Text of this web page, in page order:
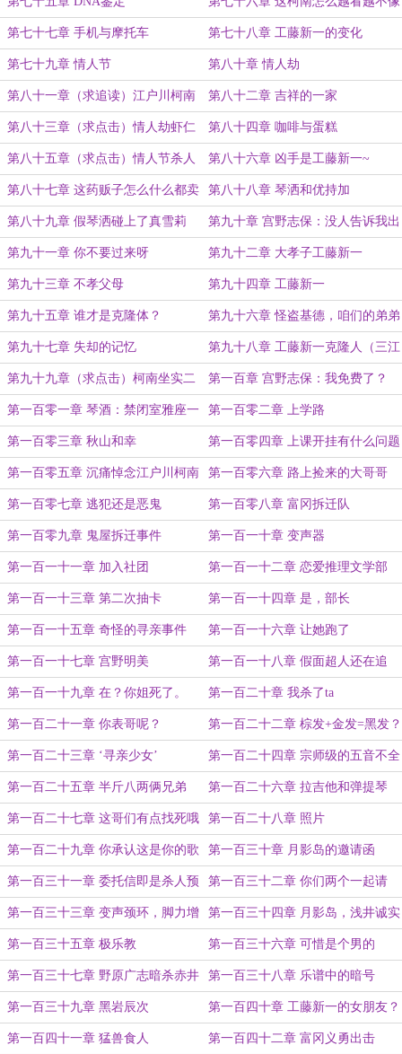
我儿子？
第七十七章 手机与摩托车 第七十八章 工藤新一的变化
第七十九章 情人节 第八十章 情人劫
第八十一章（求追读）江户川柯南
诱拐事件
第八十二章 吉祥的一家
第八十三章（求点击）情人劫虾仁
事件
第八十四章 咖啡与蛋糕
第八十五章（求点击）情人节杀人
事件
第八十六章 凶手是工藤新一~
第八十七章 这药贩子怎么什么都卖
啊
第八十八章 琴洒和优持加
第八十九章 假琴洒碰上了真雪莉 第九十章 宫野志保：没人告诉我出
外勤会挨打啊
第九十一章 你不要过来呀 第九十二章 大孝子工藤新一
第九十三章 不孝父母 第九十四章 工藤新一
第九十五章 谁才是克隆体？ 第九十六章 怪盗基德，咱们的弟弟
啊
第九十七章 失却的记忆 第九十八章 工藤新一克隆人（三江
加更）
第九十九章（求点击）柯南坐实二
胎身份（上架前加更）
第一百章 宫野志保：我免费了？
第一百零一章 琴酒：禁闭室雅座一
位
第一百零二章 上学路
第一百零三章 秋山和幸 第一百零四章 上课开挂有什么问题
吗
第一百零五章 沉痛悼念江户川柯南 第一百零六章 路上捡来的大哥哥
第一百零七章 逃犯还是恶鬼 第一百零八章 富冈拆迁队
第一百零九章 鬼屋拆迁事件 第一百一十章 变声器
第一百一十一章 加入社团 第一百一十二章 恋爱推理文学部
第一百一十三章 第二次抽卡 第一百一十四章 是，部长
第一百一十五章 奇怪的寻亲事件 第一百一十六章 让她跑了
第一百一十七章 宫野明美 第一百一十八章 假面超人还在追
我！
第一百一十九章 在？你姐死了。 第一百二十章 我杀了ta
第一百二十一章 你表哥呢？ 第一百二十二章 棕发+金发=黑发？
第一百二十三章 ‘寻亲少女’ 第一百二十四章 宗师级的五音不全
第一百二十五章 半斤八两俩兄弟 第一百二十六章 拉吉他和弹提琴
第一百二十七章 这哥们有点找死哦 第一百二十八章 照片
第一百二十九章 你承认这是你的歌
了？
第一百三十章 月影岛的邀请函
第一百三十一章 委托信即是杀人预
告
第一百三十二章 你们两个一起请
假？
第一百三十三章 变声颈环，脚力增
强鞋
第一百三十四章 月影岛，浅井诚实
第一百三十五章 极乐教 第一百三十六章 可惜是个男的
第一百三十七章 野原广志暗杀赤井
秀一
第一百三十八章 乐谱中的暗号
第一百三十九章 黑岩辰次 第一百四十章 工藤新一的女朋友？
第一百四十一章 猛兽食人 第一百四十二章 富冈义勇出击